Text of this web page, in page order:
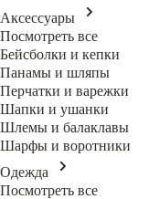
Аксессуары
Посмотреть все
Бейсболки и кепки
Панамы и шляпы
Перчатки и варежки
Шапки и ушанки
Шлемы и балаклавы
Шарфы и воротники
Одежда
Посмотреть все